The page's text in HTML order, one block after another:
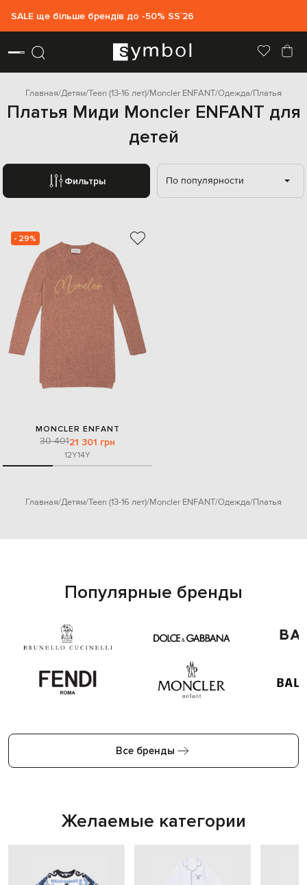
SALE ще більше брендів до -50% SS`26
Главная Детям Teen (13-16 лет) Moncler ENFANT Одежда Платья
Платья Миди Moncler ENFANT для
детей
Фильтры По популярности
- 29%
MONCLER ENFANT
30 40121 301 грн
12Y14Y
Главная Детям Teen (13-16 лет) Moncler ENFANT Одежда Платья
Популярные бренды
Все бренды
Желаемые категории